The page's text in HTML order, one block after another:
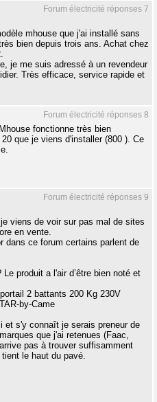
Forum électricité réponses 7
mhouse que j'ai installé sans
bien depuis trois ans. Achat chez
je me suis adressé à un revendeur
Très efficace, service rapide et
Forum électricité réponses 8
fonctionne très bien
que je viens d'installer (800 ). Ce
Forum électricité réponses 9
viens de voir sur pas mal de sites
en vente.
dans ce forum certains parlent de
produit a l'air d’être bien noté et
2 battants 200 Kg 230V
by-Came
et s'y connaît je serais preneur de
que j'ai retenues (Faac,
pas à trouver suffisamment
le haut du pavé.